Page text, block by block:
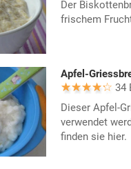
Der
frischem
Apfel-
34
Dieser Apfel-
verwendet
finden sie hier.